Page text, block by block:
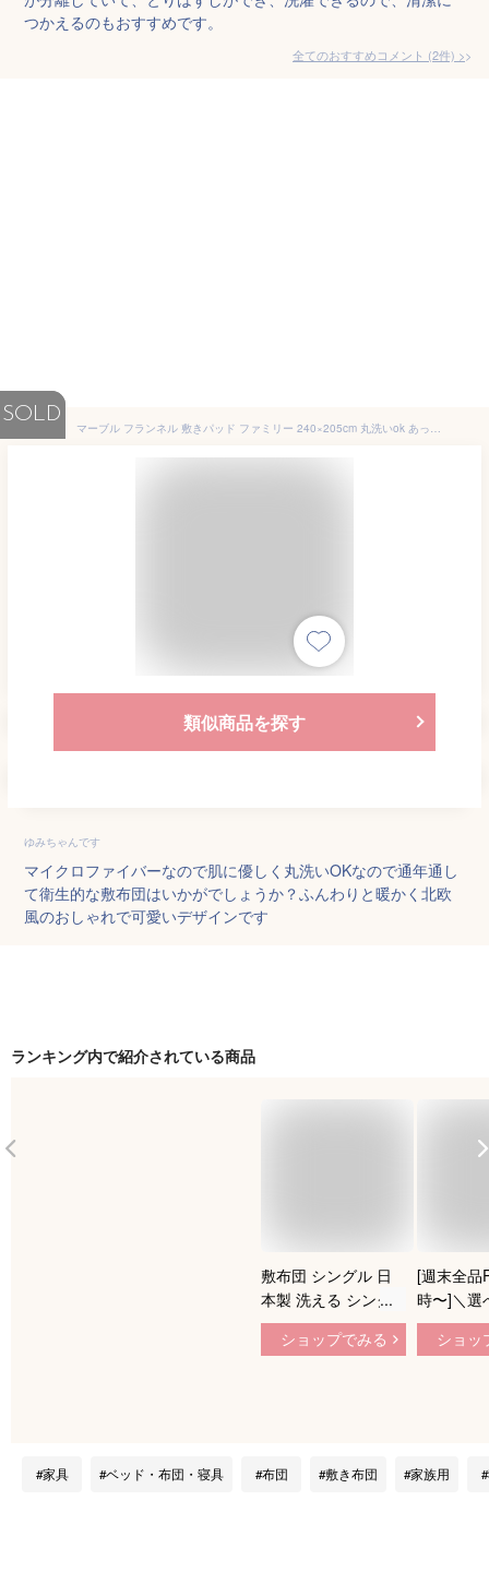
つかえるのもおすすめです。
全てのおすすめコメント (2件) >
SOLD
マーブル フランネル 敷きパッド ファミリー 240×205cm 丸洗いok あったか プリント 大理石調 北欧 マイクロファイバー かわいい おしゃれ 敷パッド 敷きパット 敷パット ベッドパッド ベッドシーツ 敷き布団 マットレス に使える 冬用 F
類似商品を探す
ゆみちゃんです
マイクロファイバーなので肌に優しく丸洗いOKなので通年通し
て衛生的な敷布団はいかがでしょうか？ふんわりと暖かく北欧
風のおしゃれで可愛いデザインです
ランキング内で紹介されている商品
敷布団 シングル 日
本製 洗える シング
ル ロング 抗菌 防臭
6つ折り 固綿入り 敷
ンパクト 車中泊 車
ショップでみる
[週末全
時〜]＼選
団セット
敷き布団
無地 軽量
ショッ
家具 ベッド・布団・寝具 布団 敷き布団 家族用